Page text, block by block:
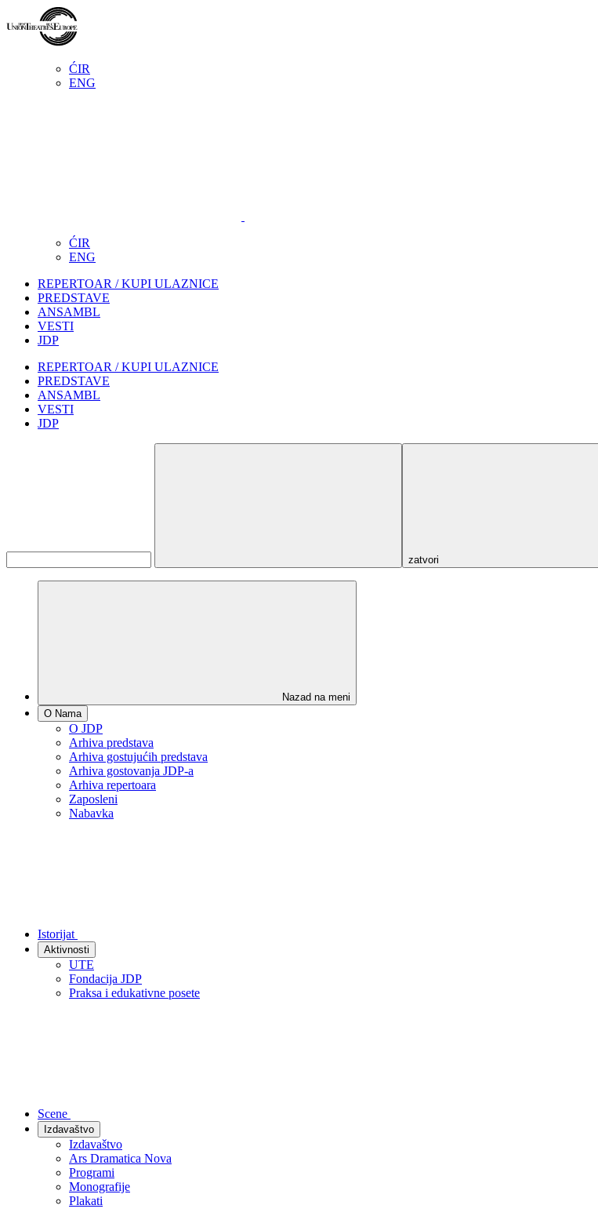
ĆIR
ENG
ĆIR
ENG
REPERTOAR / KUPI ULAZNICE
PREDSTAVE
ANSAMBL
VESTI
JDP
REPERTOAR / KUPI ULAZNICE
PREDSTAVE
ANSAMBL
VESTI
JDP
zatvori
Nazad na meni
O Nama
O JDP
Arhiva predstava
Arhiva gostujućih predstava
Arhiva gostovanja JDP-a
Arhiva repertoara
Zaposleni
Nabavka
Istorijat
Aktivnosti
UTE
Fondacija JDP
Praksa i edukativne posete
Scene
Izdavaštvo
Izdavaštvo
Ars Dramatica Nova
Programi
Monografije
Plakati